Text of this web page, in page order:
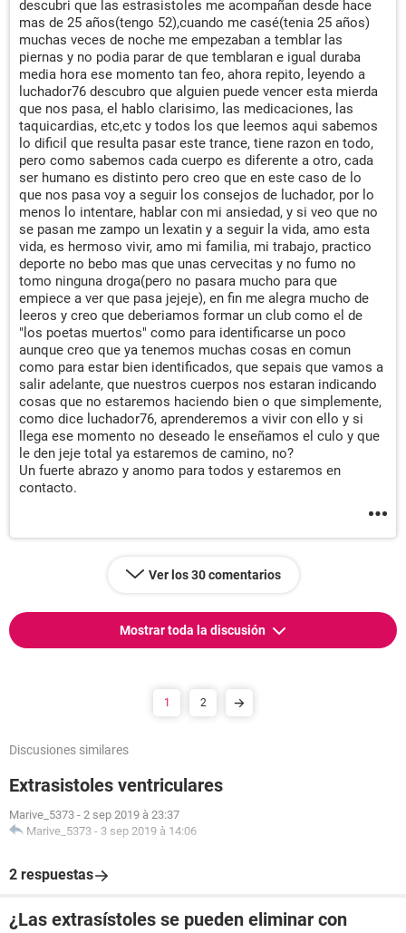
descubri que las estrasistoles me acompañan desde hace
mas de 25 años(tengo 52),cuando me casé(tenia 25 años)
muchas veces de noche me empezaban a temblar las
piernas y no podia parar de que temblaran e igual duraba
media hora ese momento tan feo, ahora repito, leyendo a
luchador76 descubro que alguien puede vencer esta mierda
que nos pasa, el hablo clarisimo, las medicaciones, las
taquicardias, etc,etc y todos los que leemos aqui sabemos
lo dificil que resulta pasar este trance, tiene razon en todo,
pero como sabemos cada cuerpo es diferente a otro, cada
ser humano es distinto pero creo que en este caso de lo
que nos pasa voy a seguir los consejos de luchador, por lo
menos lo intentare, hablar con mi ansiedad, y si veo que no
se pasan me zampo un lexatin y a seguir la vida, amo esta
vida, es hermoso vivir, amo mi familia, mi trabajo, practico
deporte no bebo mas que unas cervecitas y no fumo no
tomo ninguna droga(pero no pasara mucho para que
empiece a ver que pasa jejeje), en fin me alegra mucho de
leeros y creo que deberiamos formar un club como el de
"los poetas muertos" como para identificarse un poco
aunque creo que ya tenemos muchas cosas en comun
como para estar bien identificados, que sepais que vamos a
salir adelante, que nuestros cuerpos nos estaran indicando
cosas que no estaremos haciendo bien o que simplemente,
como dice luchador76, aprenderemos a vivir con ello y si
llega ese momento no deseado le enseñamos el culo y que
le den jeje total ya estaremos de camino, no?
Un fuerte abrazo y anomo para todos y estaremos en
contacto.
Ver los 30 comentarios
Mostrar toda la discusión
1 2
Discusiones similares
Extrasistoles ventriculares
Marive_5373 - 2 sep 2019 à 23:37
Marive_5373 - 3 sep 2019 à 14:06
2 respuestas
¿Las extrasístoles se pueden eliminar con